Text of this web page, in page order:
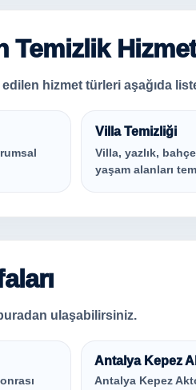
Temizlik
hizmet türleri aşağıda
Villa Temizliği
Villa, yazlık,
yaşam alanları
ulaşabilirsiniz.
Antalya Kepez
Antalya Kepez